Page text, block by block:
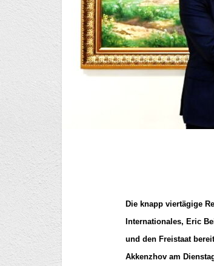
Die knapp viertägige
Internationales, Eric
und den Freistaat
Akkenzhov am